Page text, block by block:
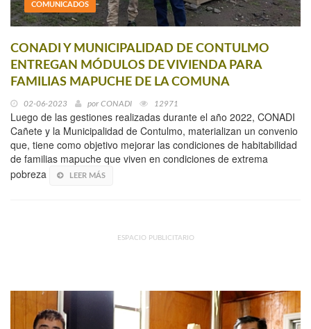
COMUNICADOS
CONADI Y MUNICIPALIDAD DE CONTULMO
ENTREGAN MÓDULOS DE VIVIENDA PARA
FAMILIAS MAPUCHE DE LA COMUNA
02-06-2023 por CONADI 12971
Luego de las gestiones realizadas durante el año 2022, CONADI
Cañete y la Municipalidad de Contulmo, materializan un convenio
que, tiene como objetivo mejorar las condiciones de habitabilidad
de familias mapuche que viven en condiciones de extrema
pobreza
LEER MÁS
ESPACIO PUBLICITARIO